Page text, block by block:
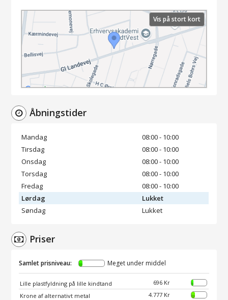
Vis på stort kort
Åbningstider
Mandag
08:00 - 10:00
Tirsdag
08:00 - 10:00
Onsdag
08:00 - 10:00
Torsdag
08:00 - 10:00
Fredag
08:00 - 10:00
Lørdag
Lukket
Søndag
Lukket
Priser
Samlet prisniveau: Meget under middel
Lille plastfyldning på lille kindtand
696 Kr
Krone af alternativt metal
4.777 Kr